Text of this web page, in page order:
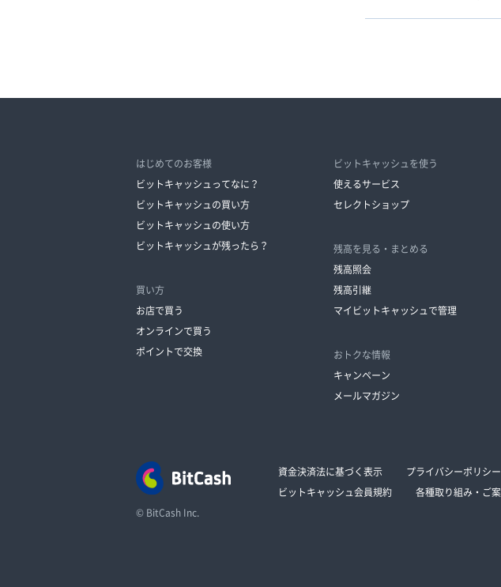
はじめてのお客様
ビットキャッシュってなに？
ビットキャッシュの買い方
ビットキャッシュの使い方
ビットキャッシュが残ったら？
買い方
お店で買う
オンラインで買う
ポイントで交換
ビットキャッシュを使う
使えるサービス
セレクトショップ
残高を見る・まとめる
残高照会
残高引継
マイビットキャッシュで管理
おトクな情報
キャンペーン
メールマガジン
© BitCash Inc.
資金決済法に基づく表示 プライバシーポリシー
ビットキャッシュ会員規約 各種取り組み・ご